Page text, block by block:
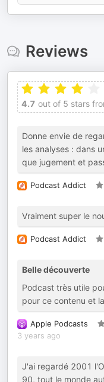
Reviews
4.7 out of 5 stars
Donne envie de
les analyses : dans
que jugement et
Podcast Addict
Vraiment super le
Podcast Addict
Belle découverte
Podcast très utile
pour ce contenu et
Apple Podcasts
3 years ago
J'ai regardé 2001
90, tout le monde